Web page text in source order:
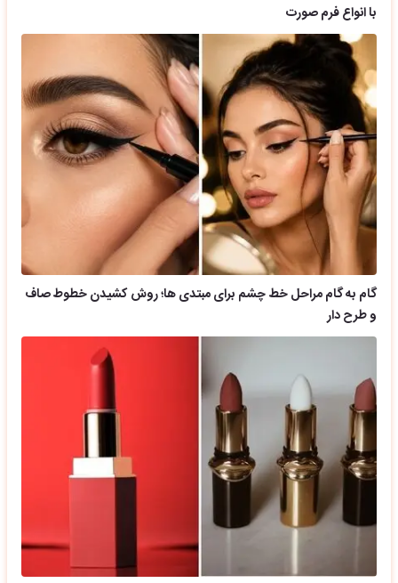
با انواع فرم صورت
گام به گام مراحل خط چشم برای مبتدی ها؛ روش کشیدن خطوط صاف
و طرح دار